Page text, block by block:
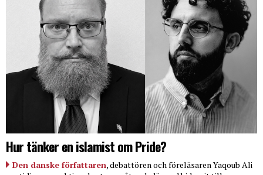
Hur tänker en islamist om Pride?
Den danske författaren, debattören och föreläsaren Yaqoub Ali